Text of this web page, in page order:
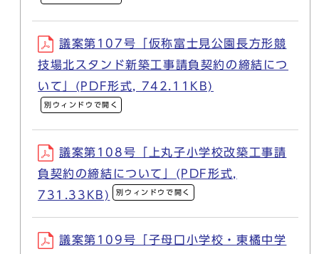
議案第107号「仮称富士見公園長方形競
技場北スタンド新築工事請負契約の締結につ
いて」(PDF形式, 742.11KB)
別ウィンドウで開く
議案第108号「上丸子小学校改築工事請
負契約の締結について」(PDF形式,
731.33KB)
別ウィンドウで開く
議案第109号「子母口小学校・東橘中学